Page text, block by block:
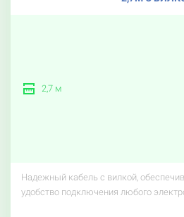
2,7 м
Надежный кабель с вилкой,
удобство подключения любого